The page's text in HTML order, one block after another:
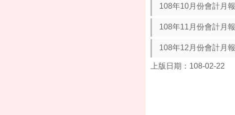
108年10月份會計月報
108年11月份會計月報
108年12月份會計月報
上版日期：108-02-22